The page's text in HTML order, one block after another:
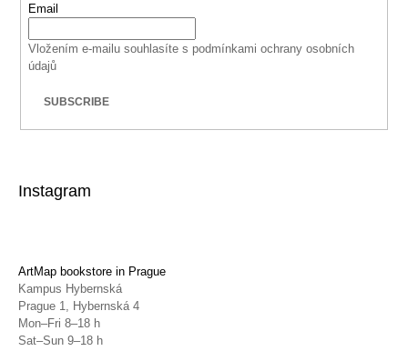
Email
Vložením e-mailu souhlasíte s podmínkami ochrany osobních
údajů
SUBSCRIBE
Instagram
ArtMap bookstore in Prague
Kampus Hybernská
Prague 1, Hybernská 4
Mon–Fri 8–18 h
Sat–Sun 9–18 h